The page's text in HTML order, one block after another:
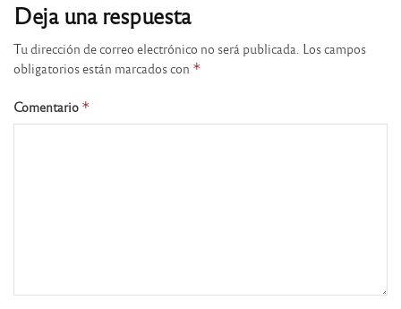
Deja una respuesta
Tu dirección de correo electrónico no será publicada. Los campos
obligatorios están marcados con *
Comentario *